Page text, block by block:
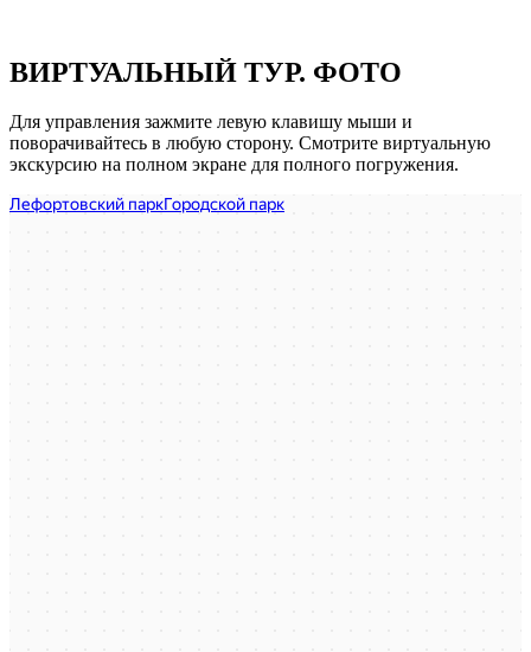
ВИРТУАЛЬНЫЙ ТУР. ФОТО
Для управления зажмите левую клавишу мыши и
поворачивайтесь в любую сторону. Смотрите виртуальную
экскурсию на полном экране для полного погружения.